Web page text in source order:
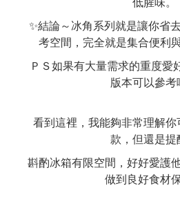
✨結論～冰角系列就是讓你省
考空間，完全就是集合便利
ＰＳ如果有大量需求的重度愛
版本可以參考
看到這裡，我能夠非常理解
款，但還是提
斟酌冰箱有限空間，好好愛護
做到良好食材